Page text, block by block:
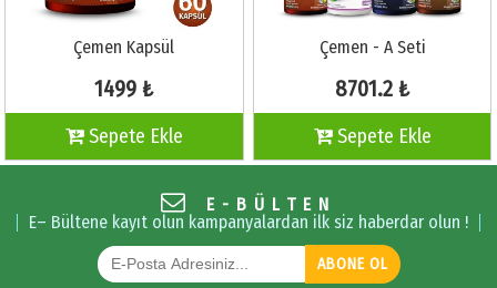
Çemen Kapsül
1499 ₺
Sepete Ekle
Çemen - A Seti
8701.2 ₺
Sepete Ekle
E-BÜLTEN
E– Bültene kayıt olun kampanyalardan ilk siz haberdar olun !
ABONE OL